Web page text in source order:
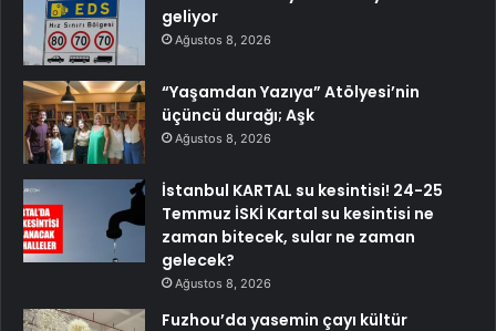
geliyor
Ağustos 8, 2026
“Yaşamdan Yazıya” Atölyesi’nin
üçüncü durağı; Aşk
Ağustos 8, 2026
İstanbul KARTAL su kesintisi! 24-25
Temmuz İSKİ Kartal su kesintisi ne
zaman bitecek, sular ne zaman
gelecek?
Ağustos 8, 2026
Fuzhou’da yasemin çayı kültür